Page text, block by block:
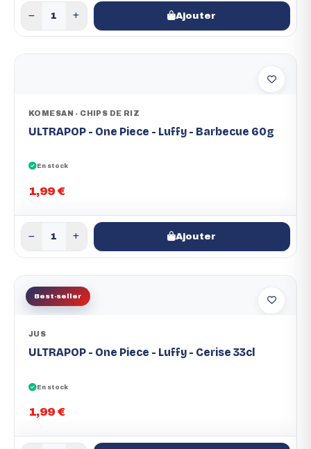
Ajouter
KOMESAN - CHIPS DE RIZ
ULTRAPOP - One Piece - Luffy - Barbecue 60g
En stock
1,99 €
Ajouter
Best-seller
JUS
ULTRAPOP - One Piece - Luffy - Cerise 33cl
En stock
1,99 €